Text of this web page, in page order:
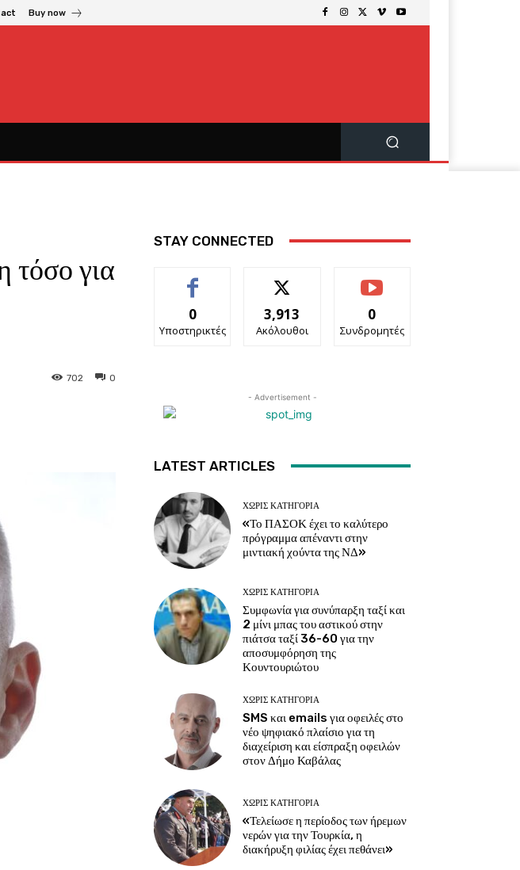
Buy now
τόσο για
0
702
STAY CONNECTED
0
Υποστηρικτές
3,913
Ακόλουθοι
0
Συνδρομητές
- Advertisement -
LATEST ARTICLES
ΧΩΡΊΣ ΚΑΤΗΓΟΡΊΑ
«Το ΠΑΣΟΚ έχει το καλύτερο
πρόγραμμα απέναντι στην
μιντιακή χούντα της ΝΔ»
ΧΩΡΊΣ ΚΑΤΗΓΟΡΊΑ
Συμφωνία για συνύπαρξη ταξί και
2 μίνι μπας του αστικού στην
πιάτσα ταξί 36-60 για την
αποσυμφόρηση της
Κουντουριώτου
ΧΩΡΊΣ ΚΑΤΗΓΟΡΊΑ
SMS και emails για οφειλές στο
νέο ψηφιακό πλαίσιο για τη
διαχείριση και είσπραξη οφειλών
στον Δήμο Καβάλας
ΧΩΡΊΣ ΚΑΤΗΓΟΡΊΑ
«Τελείωσε η περίοδος των ήρεμων
νερών για την Τουρκία, η
διακήρυξη φιλίας έχει πεθάνει»